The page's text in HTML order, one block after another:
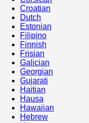
Croatian
Dutch
Estonian
Filipino
Finnish
Frisian
Galician
Georgian
Gujarati
Haitian
Hausa
Hawaiian
Hebrew